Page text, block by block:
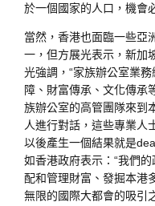
於一個國家的人口，機會
當然，香港也面臨一些亞
一，但方展光表示，新加
光強調，“家族辦公室業
障、財富傳承、文化傳承
族辦公室的高管團隊來到
人進行對話，這些專業人
以後產生一個結果就是
如香港政府表示：“我們
配和管理財富、發掘本港
無限的國際大都會的吸引